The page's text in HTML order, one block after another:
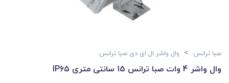
صبا ترانس > وال واشر ال ای دی صبا ترانس
وال واشر 4 وات صبا ترانس 15 سانتی متری IP65